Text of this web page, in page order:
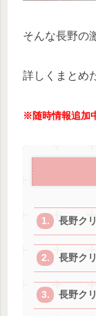
そんな長野の
詳しくまとめ
※随時情報追加
長野ク
長野ク
長野ク